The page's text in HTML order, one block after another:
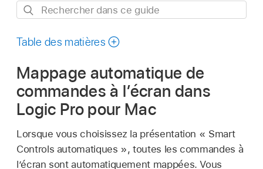
Rechercher
ce
Table des matières
Mappage automatique de
commandes à l’écran dans
Logic Pro pour Mac
Lorsque vous choisissez la présentation « Smart
Controls automatiques », toutes les commandes à
l’écran sont automatiquement mappées. Vous